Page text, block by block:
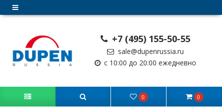
+7 (495) 155-50-55
sale@dupenrussia.ru
с 10:00 до 20:00 ежедневно
0 0